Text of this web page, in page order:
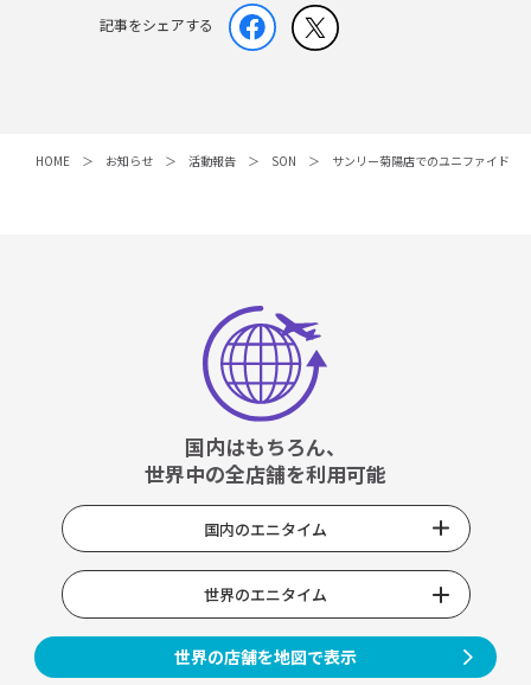
記事をシェアする
HOME お知らせ 活動報告 SON サンリー菊陽店でのユニファイドト
国内はもちろん、
世界中の全店舗を利用可能
国内のエニタイム
世界のエニタイム
世界の店舗を地図で表示